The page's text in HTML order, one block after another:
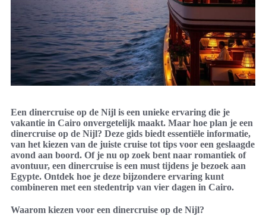
Een dinercruise op de Nijl is een unieke ervaring die je
vakantie in Cairo onvergetelijk maakt. Maar hoe plan je een
dinercruise op de Nijl? Deze gids biedt essentiële informatie,
van het kiezen van de juiste cruise tot tips voor een geslaagde
avond aan boord. Of je nu op zoek bent naar romantiek of
avontuur, een dinercruise is een must tijdens je bezoek aan
Egypte. Ontdek hoe je deze bijzondere ervaring kunt
combineren met een stedentrip van vier dagen in Cairo.
Waarom kiezen voor een dinercruise op de Nijl?